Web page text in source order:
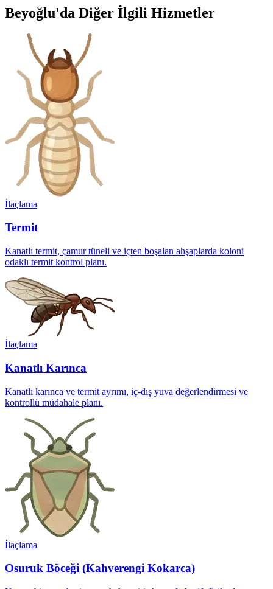
Beyoğlu'da Diğer İlgili Hizmetler
İlaçlama
Termit
Kanatlı termit, çamur tüneli ve içten boşalan ahşaplarda koloni
odaklı termit kontrol planı.
İlaçlama
Kanatlı Karınca
Kanatlı karınca ve termit ayrımı, iç-dış yuva değerlendirmesi ve
kontrollü müdahale planı.
İlaçlama
Osuruk Böceği (Kahverengi Kokarca)